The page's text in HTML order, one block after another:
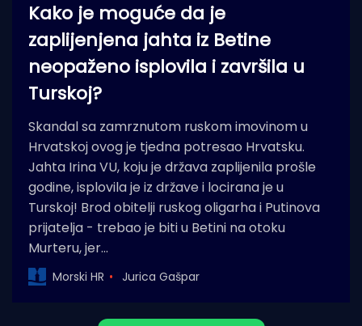
Kako je moguće da je
zaplijenjena jahta iz Betine
neopaženo isplovila i završila u
Turskoj?
Skandal sa zamrznutom ruskom imovinom u
Hrvatskoj ovog je tjedna potresao Hrvatsku.
Jahta Irina VU, koju je država zaplijenila prošle
godine, isplovila je iz države i locirana je u
Turskoj! Brod obitelji ruskog oligarha i Putinova
prijatelja - trebao je biti u Betini na otoku
Murteru, jer…
Morski HR Jurica Gašpar